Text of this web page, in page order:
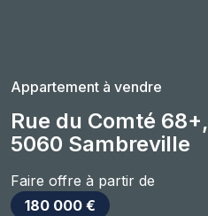
Appartement à vendre
Rue du Comté 68+,
5060 Sambreville
Faire offre à partir de
180 000 €